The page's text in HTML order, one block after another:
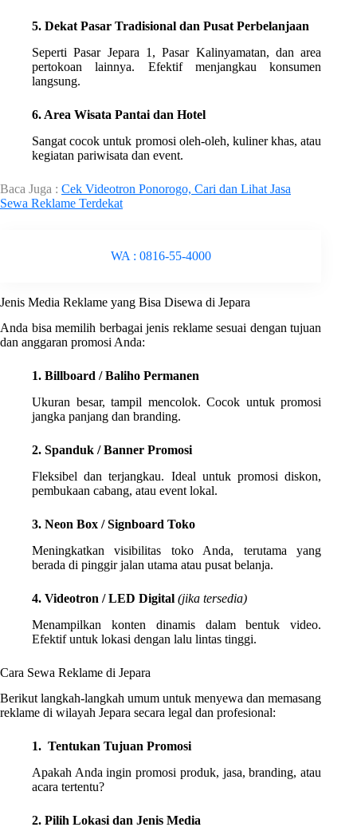
5. Dekat Pasar Tradisional dan Pusat Perbelanjaan
Seperti Pasar Jepara 1, Pasar Kalinyamatan, dan area
pertokoan lainnya. Efektif menjangkau konsumen
langsung.
6. Area Wisata Pantai dan Hotel
Sangat cocok untuk promosi oleh-oleh, kuliner khas, atau
kegiatan pariwisata dan event.
Baca Juga : Cek Videotron Ponorogo, Cari dan Lihat Jasa
Sewa Reklame Terdekat
WA : 0816-55-4000
Jenis Media Reklame yang Bisa Disewa di Jepara
Anda bisa memilih berbagai jenis reklame sesuai dengan tujuan
dan anggaran promosi Anda:
1. Billboard / Baliho Permanen
Ukuran besar, tampil mencolok. Cocok untuk promosi
jangka panjang dan branding.
2. Spanduk / Banner Promosi
Fleksibel dan terjangkau. Ideal untuk promosi diskon,
pembukaan cabang, atau event lokal.
3. Neon Box / Signboard Toko
Meningkatkan visibilitas toko Anda, terutama yang
berada di pinggir jalan utama atau pusat belanja.
4. Videotron / LED Digital (jika tersedia)
Menampilkan konten dinamis dalam bentuk video.
Efektif untuk lokasi dengan lalu lintas tinggi.
Cara Sewa Reklame di Jepara
Berikut langkah-langkah umum untuk menyewa dan memasang
reklame di wilayah Jepara secara legal dan profesional:
1. Tentukan Tujuan Promosi
Apakah Anda ingin promosi produk, jasa, branding, atau
acara tertentu?
2. Pilih Lokasi dan Jenis Media